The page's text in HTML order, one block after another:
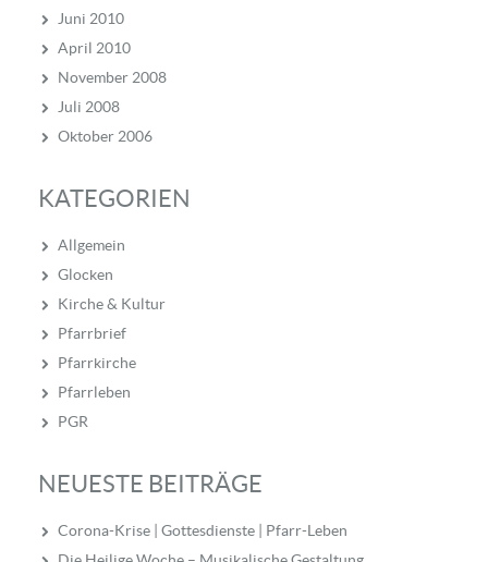
Juni 2010
April 2010
November 2008
Juli 2008
Oktober 2006
KATEGORIEN
Allgemein
Glocken
Kirche & Kultur
Pfarrbrief
Pfarrkirche
Pfarrleben
PGR
NEUESTE BEITRÄGE
Corona-Krise | Gottesdienste | Pfarr-Leben